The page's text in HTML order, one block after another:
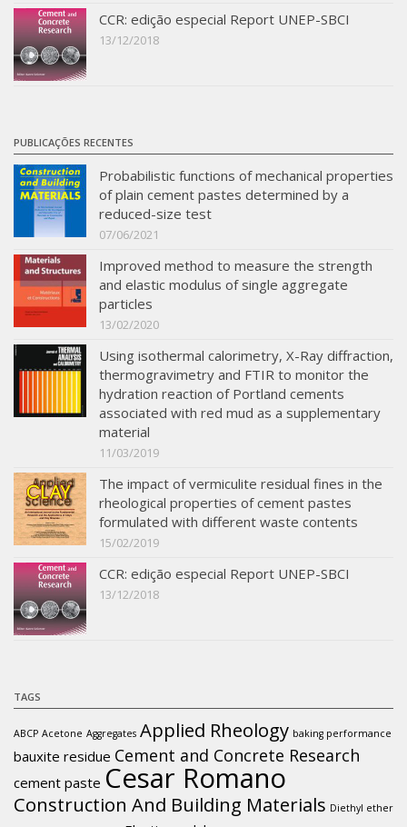
CCR: edição especial Report UNEP-SBCI
13/12/2018
PUBLICAÇÕES RECENTES
Probabilistic functions of mechanical properties
of plain cement pastes determined by a
reduced-size test
07/06/2021
Improved method to measure the strength
and elastic modulus of single aggregate
particles
13/02/2020
Using isothermal calorimetry, X-Ray diffraction,
thermogravimetry and FTIR to monitor the
hydration reaction of Portland cements
associated with red mud as a supplementary
material
11/03/2019
The impact of vermiculite residual fines in the
rheological properties of cement pastes
formulated with different waste contents
15/02/2019
CCR: edição especial Report UNEP-SBCI
13/12/2018
TAGS
ABCP Acetone Aggregates Applied Rheology baking performance
bauxite residue Cement and Concrete Research
cement paste Cesar Romano
Construction And Building Materials Diethyl ether